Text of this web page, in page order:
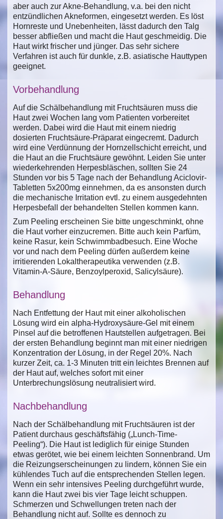
aber auch zur Akne-Behandlung, v.a. bei den nicht
entzündlichen Akneformen, eingesetzt werden. Es löst
Hornreste und Unebenheiten, lässt dadurch den Talg
besser abfließen und macht die Haut geschmeidig. Die
Haut wirkt frischer und jünger. Das sehr sichere
Verfahren ist auch für dunkle, z.B. asiatische Hauttypen
geeignet.
Vorbehandlung
Auf die Schälbehandlung mit Fruchtsäuren muss die
Haut zwei Wochen lang vom Patienten vorbereitet
werden. Dabei wird die Haut mit einem niedrig
dosierten Fruchtsäure-Präparat eingecremt. Dadurch
wird eine Verdünnung der Hornzellschicht erreicht, und
die Haut an die Fruchtsäure gewöhnt. Leiden Sie unter
wiederkehrenden Herpesbläschen, sollten Sie 24
Stunden vor bis 5 Tage nach der Behandlung Aciclovir-
Tabletten 5x200mg einnehmen, da es ansonsten durch
die mechanische Irritation evtl. zu einem ausgedehnten
Herpesbefall der behandelten Stellen kommen kann.
Zum Peeling erscheinen Sie bitte ungeschminkt, ohne
die Haut vorher einzucremen. Bitte auch kein Parfüm,
keine Rasur, kein Schwimmbadbesuch. Eine Woche
vor und nach dem Peeling dürfen außerdem keine
irritierenden Lokaltherapeutika verwenden (z.B.
Vitamin-A-Säure, Benzoylperoxid, Salicylsäure).
Behandlung
Nach Entfettung der Haut mit einer alkoholischen
Lösung wird ein alpha-Hydroxysäure-Gel mit einem
Pinsel auf die betroffenen Hautstellen aufgetragen. Bei
der ersten Behandlung beginnt man mit einer niedrigen
Konzentration der Lösung, in der Regel 20%. Nach
kurzer Zeit, ca. 1-3 Minuten tritt ein leichtes Brennen auf
der Haut auf, welches sofort mit einer
Unterbrechungslösung neutralisiert wird.
Nachbehandlung
Nach der Schälbehandlung mit Fruchtsäuren ist der
Patient durchaus geschäftsfähig („Lunch-Time-
Peeling“). Die Haut ist lediglich für einige Stunden
etwas gerötet, wie bei einem leichten Sonnenbrand. Um
die Reizungserscheinungen zu lindern, können Sie ein
kühlendes Tuch auf die entsprechenden Stellen legen.
Wenn ein sehr intensives Peeling durchgeführt wurde,
kann die Haut zwei bis vier Tage leicht schuppen.
Schmerzen und Schwellungen treten nach der
Behandlung nicht auf. Sollte es dennoch zu